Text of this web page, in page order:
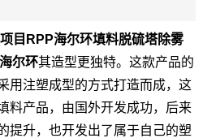
RPP海尔环填料脱硫塔除雾
尔环其造型更独特。这款产品的
用注塑成型的方式打造而成，这
料产品，由国外开发成功，后来
提升，也开发出了属于自己的塑